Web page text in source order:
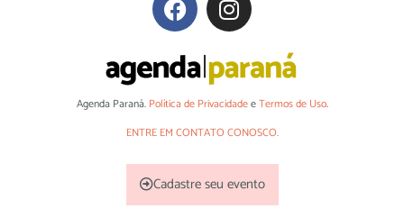
Agenda Paraná. Política de PrivacidadeeTermos de Uso.
ENTRE EM CONTATO CONOSCO.
Cadastre seu evento